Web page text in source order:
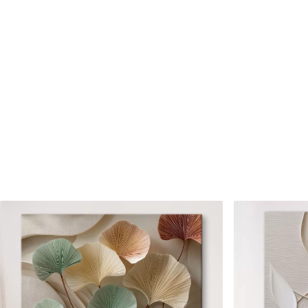
✓
✓Biztonságos, szagtalan tinta
✗ Vászonhatású felület
✗Környezetbarát anyag
✓
✓ Biztonságos,
✓ Vászonhatású felület
✗ Környezetbarát anyag